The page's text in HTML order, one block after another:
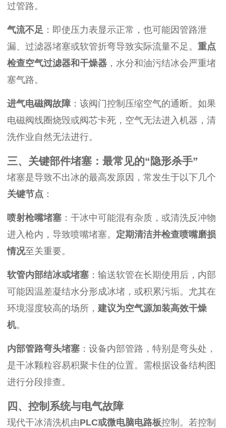
过管路。
气流不足 ：即使压力表显示正常，也可能因管路泄
漏、过滤器堵塞或软管折弯导致实际流量不足。 重点
检查空气过滤器和干燥器 ，水分和油污结冰会严重堵
塞气路。
进气电磁阀故障 ：该阀门控制压缩空气的通断。如果
电磁阀线圈烧毁或阀芯卡死，空气无法进入机器，清
洗作业自然无法进行。
三、关键部件堵塞：最常见的“隐形杀手”
堵塞是导致不出冰的最高发原因，常发生于以下几个
关键节点 ：
喷射枪嘴堵塞 ：干冰中可能混有杂质，或清洗反冲物
进入枪内，导致喷嘴堵塞。 定期清洁并检查喷嘴磨损
情况至关重要。
软管内部结冰或堵塞 ：输送软管在长期使用后，内部
可能因温差凝结水分形成冰堵，或积累污垢。尤其在
环境湿度较高的场所， 建议为空气源加装高效干燥
机。
内部管路弯头堵塞 ：设备内部管路，特别是弯头处，
是干冰颗粒容易积聚卡住的位置。需根据设备结构图
进行分段排查。
四、控制系统与电气故障
现代干冰清洗机由PLC或微电脑电路板控制。若控制